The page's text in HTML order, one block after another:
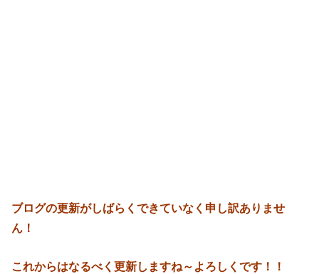
ブログの更新がしばらくできていなく申し訳ありませ
ん！
これからはなるべく更新しますね～よろしくです！！